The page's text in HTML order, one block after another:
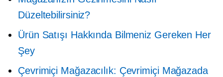
Düzeltebilirsiniz?
Ürün Satışı Hakkında Bilmeniz Gereken Her
Şey
Çevrimiçi Mağazacılık: Çevrimiçi Mağazada